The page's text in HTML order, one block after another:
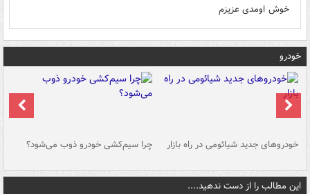
خوش اومدی عزیزم
خودرو
خودروهای جدید شیائومی در راه بازار چرا سیم‌کشی خودرو ذوب می‌شود؟
این مطالب را از دست ندهید....